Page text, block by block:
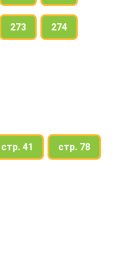
273 274
стр. 41 стр. 78